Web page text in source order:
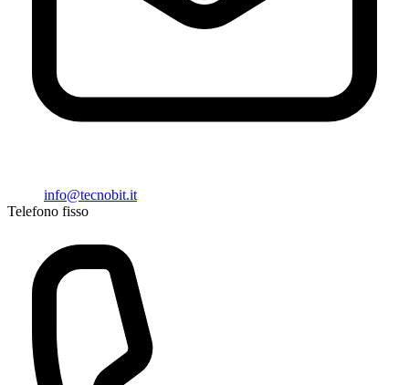
info@tecnobit.it
Telefono fisso